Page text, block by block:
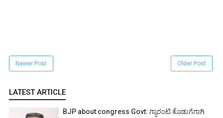
Newer Post Older Post
LATEST ARTICLE
BJP about congress Govt: ಗ್ಯಾರಂಟಿ ಕೊಡುಗೆಗಾಗಿ